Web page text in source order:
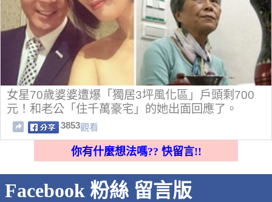
女星70歲婆婆遭爆「獨居3坪風化區」戶頭剩700
元！和老公「住千萬豪宅」的她出面回應了。
3853觀看
你有什麼想法嗎?? 快留言!!
Facebook 粉絲 留言版